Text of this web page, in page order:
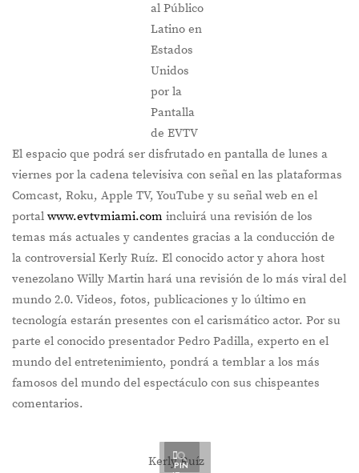
al Público
Latino en
Estados
Unidos
por la
Pantalla
de EVTV
El espacio que podrá ser disfrutado en pantalla de lunes a
viernes por la cadena televisiva con señal en las plataformas
Comcast, Roku, Apple TV, YouTube y su señal web en el
portal www.evtvmiami.com incluirá una revisión de los
temas más actuales y candentes gracias a la conducción de
la controversial Kerly Ruíz. El conocido actor y ahora host
venezolano Willy Martin hará una revisión de lo más viral del
mundo 2.0. Videos, fotos, publicaciones y lo último en
tecnología estarán presentes con el carismático actor. Por su
parte el conocido presentador Pedro Padilla, experto en el
mundo del entretenimiento, pondrá a temblar a los más
famosos del mundo del espectáculo con sus chispeantes
comentarios.
PIN
Kerly Ruíz